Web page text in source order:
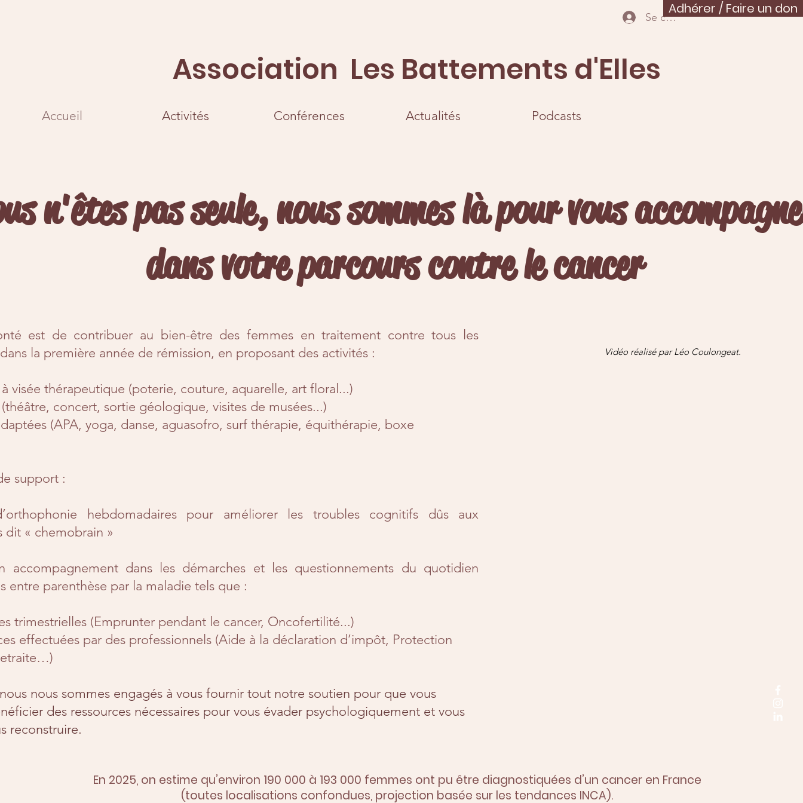
Adhérer / Faire un don
Se connecter
Association Les Battements d'Elles
Accueil Activités Conférences Actualités Podcasts
n'êtes pas seule, nous sommes là pour vous
dans votre parcours contre le cancer
est de contribuer au bien-être des femmes en traitement contre tous les
la première année de rémission, en proposant des activités :
visée thérapeutique (poterie, couture, aquarelle, art floral...)
concert, sortie géologique, visites de musées...)
(APA, yoga, danse, aguasofro, surf thérapie, équithérapie, boxe
support :
hebdomadaires pour améliorer les troubles cognitifs dûs aux
dit « chemobrain »
accompagnement dans les démarches et les questionnements du quotidien
entre parenthèse par la maladie tels que :
trimestrielles (Emprunter pendant le cancer, Oncofertilité...)
effectuées par des professionnels (Aide à la déclaration d’impôt, Protection
nous sommes engagés à vous fournir tout notre soutien pour que vous
des ressources nécessaires pour vous évader psychologiquement et vous
reconstruire.
Vidéo réalisé par Léo Coulongeat.
En 2025, on estime qu’environ 190 000 à 193 000 femmes ont pu être diagnostiquées d’un cancer en France
(toutes localisations confondues, projection basée sur les tendances INCA).